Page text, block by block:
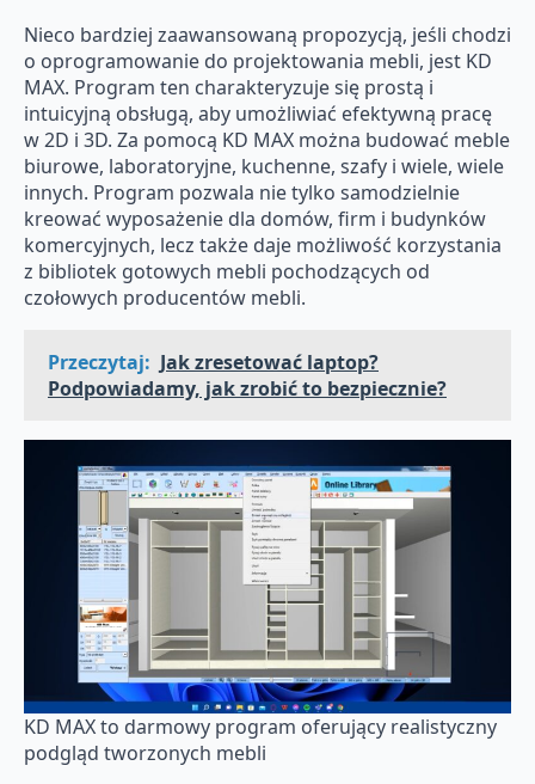
Nieco bardziej zaawansowaną propozycją, jeśli chodzi
o oprogramowanie do projektowania mebli, jest KD
MAX. Program ten charakteryzuje się prostą i
intuicyjną obsługą, aby umożliwiać efektywną pracę
w 2D i 3D. Za pomocą KD MAX można budować meble
biurowe, laboratoryjne, kuchenne, szafy i wiele, wiele
innych. Program pozwala nie tylko samodzielnie
kreować wyposażenie dla domów, firm i budynków
komercyjnych, lecz także daje możliwość korzystania
z bibliotek gotowych mebli pochodzących od
czołowych producentów mebli.
Przeczytaj: Jak zresetować laptop?
Podpowiadamy, jak zrobić to bezpiecznie?
KD MAX to darmowy program oferujący realistyczny
podgląd tworzonych mebli